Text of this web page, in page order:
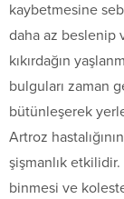
kaybetmesine
daha az beslenip
kıkırdağın
bulguları zaman
bütünleşerek
Artroz
şişmanlık
binmesi ve